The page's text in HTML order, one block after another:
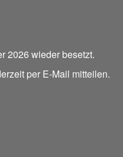
2026 wieder besetzt.
per E-Mail mitteilen.